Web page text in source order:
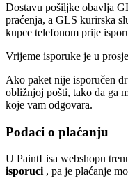
Dostavu pošiljke obavlja
praćenja, a GLS kurirska
kupce telefonom prije
Vrijeme isporuke je u
Ako paket nije isporučen
obližnjoj pošti, tako da ga
koje vam odgovara.
Podaci o plaćanju
U PaintLisa webshopu
isporuci , pa je plaćanje